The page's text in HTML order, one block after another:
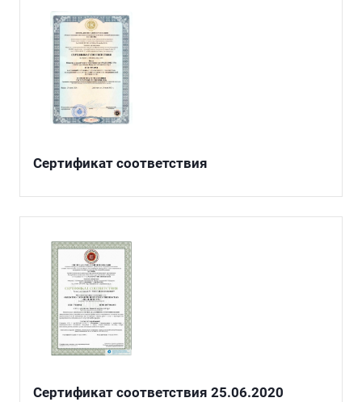
Сертификат соответствия
Сертификат соответствия 25.06.2020